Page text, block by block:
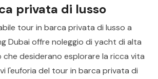
privata di lusso
tour in barca privata di lusso a
Dubai offre noleggio di yacht di alta
desiderano esplorare la ricca vita
l'euforia del tour in barca privata di